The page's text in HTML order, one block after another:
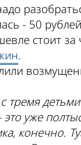
- 50
стоит за
.
тремя
это уже
конечно.